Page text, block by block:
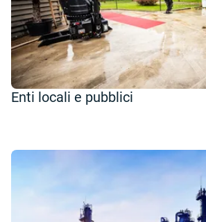
Enti locali e pubblici